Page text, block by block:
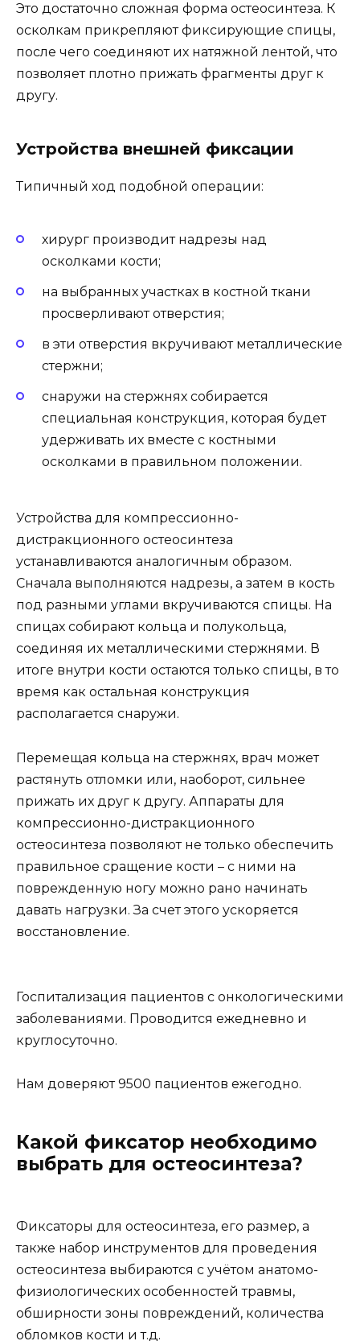
Это достаточно сложная форма остеосинтеза. К
осколкам прикрепляют фиксирующие спицы,
после чего соединяют их натяжной лентой, что
позволяет плотно прижать фрагменты друг к
другу.
Устройства внешней фиксации
Типичный ход подобной операции:
хирург производит надрезы над
осколками кости;
на выбранных участках в костной ткани
просверливают отверстия;
в эти отверстия вкручивают металлические
стержни;
снаружи на стержнях собирается
специальная конструкция, которая будет
удерживать их вместе с костными
осколками в правильном положении.
Устройства для компрессионно-
дистракционного остеосинтеза
устанавливаются аналогичным образом.
Сначала выполняются надрезы, а затем в кость
под разными углами вкручиваются спицы. На
спицах собирают кольца и полукольца,
соединяя их металлическими стержнями. В
итоге внутри кости остаются только спицы, в то
время как остальная конструкция
располагается снаружи.
Перемещая кольца на стержнях, врач может
растянуть отломки или, наоборот, сильнее
прижать их друг к другу. Аппараты для
компрессионно-дистракционного
остеосинтеза позволяют не только обеспечить
правильное сращение кости – с ними на
поврежденную ногу можно рано начинать
давать нагрузки. За счет этого ускоряется
восстановление.
Госпитализация пациентов с онкологическими
заболеваниями. Проводится ежедневно и
круглосуточно.
Нам доверяют 9500 пациентов ежегодно.
Какой фиксатор необходимо
выбрать для остеосинтеза?
Фиксаторы для остеосинтеза, его размер, а
также набор инструментов для проведения
остеосинтеза выбираются с учётом анатомо-
физиологических особенностей травмы,
обширности зоны повреждений, количества
обломков кости и т.д.